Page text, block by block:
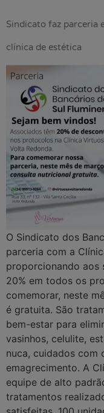
Sindicato faz parceria
clínica de estética
O Sindicato dos
parceria com a
proporcionando aos
20% em todos os
comemorar, neste
é gratuita. São
bem-estar para
vasinhos, celulite,
nuca, cuidados com
emagrecimento. A
equipe de alto
tratamentos